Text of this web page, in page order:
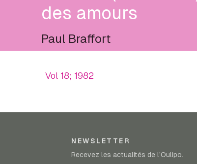
des amours
Paul Braffort
Vol 18; 1982
NEWSLETTER
Recevez les actualités de l’Oulipo.